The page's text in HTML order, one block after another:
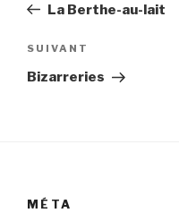
l’article
précédent
La Berthe-au-lait
Article
suivant
SUIVANT
Bizarreries
MÉTA